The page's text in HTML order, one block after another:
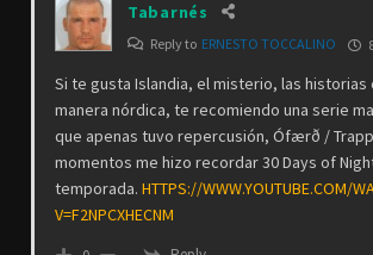
Tabarnés
Reply to ERNESTO TOCCALINO
Si te gusta Islandia, el misterio, las historias
manera nórdica, te recomiendo una serie
que apenas tuvo repercusión, Ófærð /
momentos me hizo recordar 30 Days of
temporada. HTTPS://WWW.YOUTUBE.COM/
V=F2NPCXHECNM